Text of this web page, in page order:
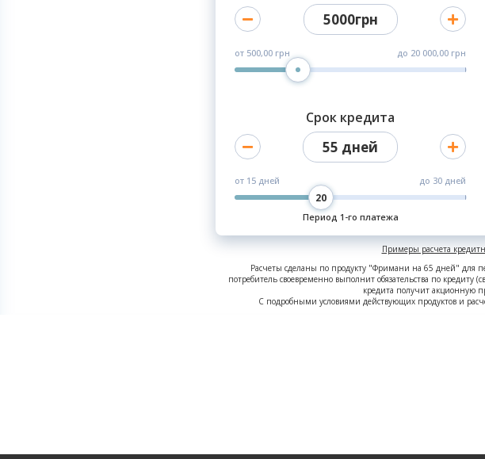
5000грн
от 500,00 грн до 20 000,00 грн
Срок кредита
55 дней
от 15 дней до 30 дней
Период 1-го платежа
Примеры расчета
Расчеты сделаны по продукту "Фримани на 65 дней" для
потребитель своевременно выполнит обязательства по кредиту
кредита получит акционную
С подробными условиями действующих продуктов и